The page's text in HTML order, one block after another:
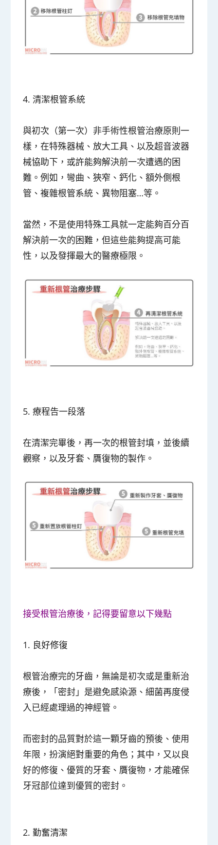
4.清潔根管系統
與初次（第一次）非手術性根管治療原則一
樣，在特殊器械、放大工具、以及超音波器
械協助下，或許能夠解決前一次遭遇的困
難。例如，彎曲、狹窄、鈣化、額外側根
管、複雜根管系統、異物阻塞…等。
當然，不是使用特殊工具就一定能夠百分百
解決前一次的困難，但這些能夠提高可能
性，以及發揮最大的醫療極限。
5.療程告一段落
在清潔完畢後，再一次的根管封填，並後續
觀察，以及牙套、贋復物的製作。
接受根管治療後，記得要留意以下幾點
1. 良好修復
根管治療完的牙齒，無論是初次或是重新治
療後，「密封」是避免感染源、細菌再度侵
入已經處理過的神經管。
而密封的品質對於這一顆牙齒的預後、使用
年限，扮演絕對重要的角色；其中，又以良
好的修復、優質的牙套、贋復物，才能確保
牙冠部位達到優質的密封。
2.勤奮清潔